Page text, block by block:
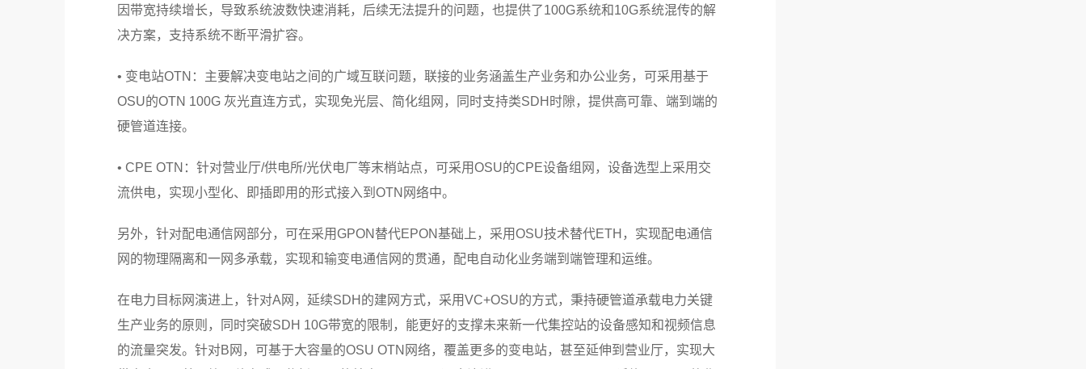
因带宽持续增长，导致系统波数快速消耗，后续无法提升的问题，也提供了100G系统和10G系统混传的解
决方案，支持系统不断平滑扩容。
• 变电站OTN：主要解决变电站之间的广域互联问题，联接的业务涵盖生产业务和办公业务，可采用基于
OSU的OTN 100G 灰光直连方式，实现免光层、简化组网，同时支持类SDH时隙，提供高可靠、端到端的
硬管道连接。
• CPE OTN：针对营业厅/供电所/光伏电厂等末梢站点，可采用OSU的CPE设备组网，设备选型上采用交
流供电，实现小型化、即插即用的形式接入到OTN网络中。
另外，针对配电通信网部分，可在采用GPON替代EPON基础上，采用OSU技术替代ETH，实现配电通信
网的物理隔离和一网多承载，实现和输变电通信网的贯通，配电自动化业务端到端管理和运维。
在电力目标网演进上，针对A网，延续SDH的建网方式，采用VC+OSU的方式，秉持硬管道承载电力关键
生产业务的原则，同时突破SDH 10G带宽的限制，能更好的支撑未来新一代集控站的设备感知和视频信息
的流量突发。针对B网，可基于大容量的OSU OTN网络，覆盖更多的变电站，甚至延伸到营业厅，实现大